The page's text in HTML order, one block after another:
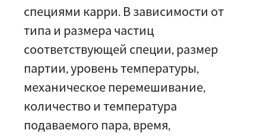
специями карри. В зависимости от
типа и размера частиц
соответствующей специи, размер
партии, уровень температуры,
механическое перемешивание,
количество и температура
подаваемого пара, время,